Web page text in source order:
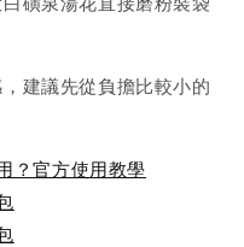
建議先從負擔比較小的
？官方使用教學